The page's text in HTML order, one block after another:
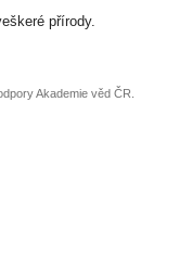
přírody.
Akademie věd ČR.